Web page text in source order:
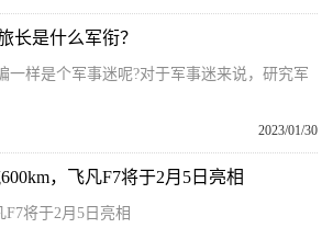
长是什么军衔？
一样是个军事迷呢?对于军事迷来说，研究军
2023/01/30
，飞凡F7将于2月5日亮相
将于2月5日亮相